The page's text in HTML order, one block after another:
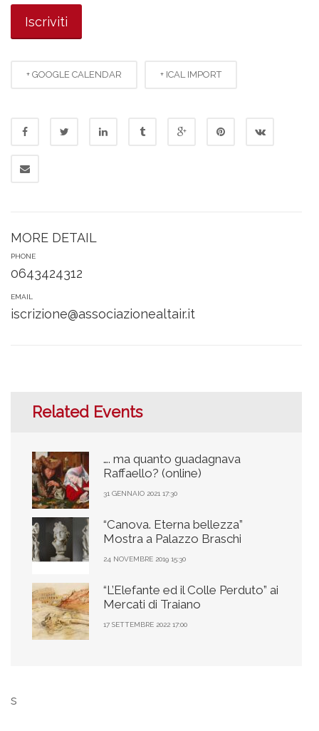
+ GOOGLE CALENDAR + ICAL IMPORT
MORE DETAIL
PHONE
0643424312
EMAIL
iscrizione@associazionealtair.it
Related Events
…. ma quanto guadagnava
Raffaello? (online)
31 GENNAIO 2021 17:30
“Canova. Eterna bellezza”
Mostra a Palazzo Braschi
24 NOVEMBRE 2019 15:30
“L’Elefante ed il Colle Perduto” ai
Mercati di Traiano
17 SETTEMBRE 2022 17:00
s